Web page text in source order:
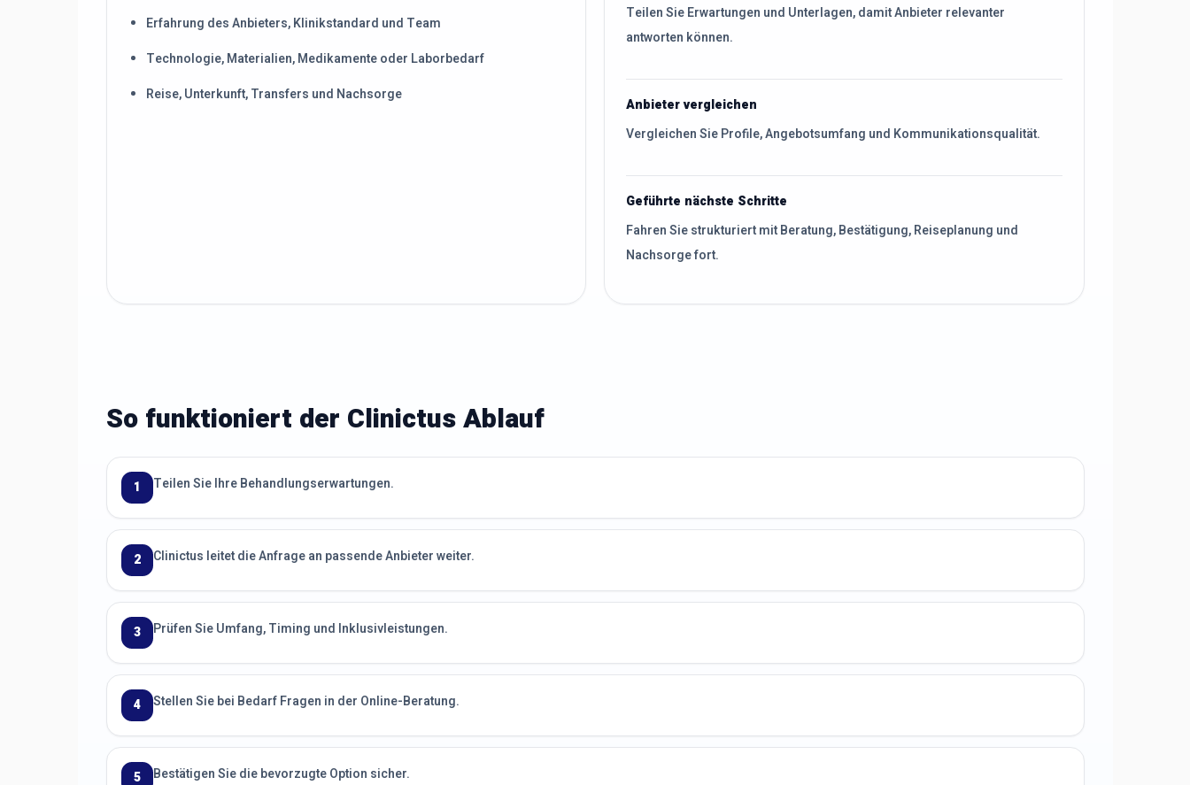
Erfahrung des Anbieters, Klinikstandard und Team
Technologie, Materialien, Medikamente oder Laborbedarf
Reise, Unterkunft, Transfers und Nachsorge
Teilen Sie Erwartungen und Unterlagen, damit Anbieter relevanter
antworten können.
Anbieter vergleichen
Vergleichen Sie Profile, Angebotsumfang und Kommunikationsqualität.
Geführte nächste Schritte
Fahren Sie strukturiert mit Beratung, Bestätigung, Reiseplanung und
Nachsorge fort.
So funktioniert der Clinictus Ablauf
1 Teilen Sie Ihre Behandlungserwartungen.
2 Clinictus leitet die Anfrage an passende Anbieter weiter.
3 Prüfen Sie Umfang, Timing und Inklusivleistungen.
4 Stellen Sie bei Bedarf Fragen in der Online-Beratung.
5 Bestätigen Sie die bevorzugte Option sicher.